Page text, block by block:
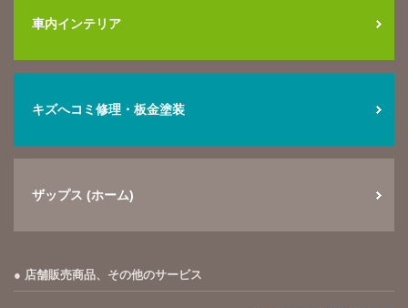
車内インテリア
キズへコミ修理・板金塗装
ザップス (ホーム)
店舗販売商品、その他のサービス